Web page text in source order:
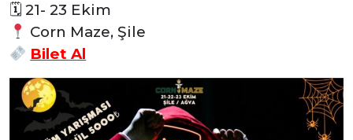
🗓 21- 23 Ekim
Corn Maze, Şile
Bilet Al